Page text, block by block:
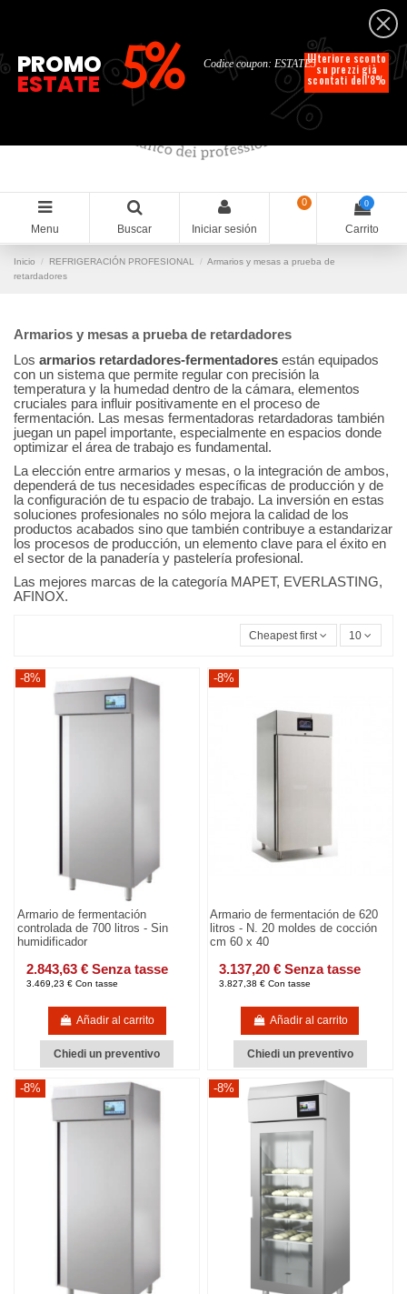
Español
Menu Buscar Iniciar sesión
0 0
Carrito
Inicio REFRIGERACIÓN PROFESIONAL
Armarios y mesas a prueba de
retardadores
Armarios y mesas a prueba de retardadores
Los armarios retardadores-fermentadores están equipados
con un sistema que permite regular con precisión la
temperatura y la humedad dentro de la cámara, elementos
cruciales para influir positivamente en el proceso de
fermentación. Las mesas fermentadoras retardadoras también
juegan un papel importante, especialmente en espacios donde
optimizar el área de trabajo es fundamental.
La elección entre armarios y mesas, o la integración de ambos,
dependerá de tus necesidades específicas de producción y de
la configuración de tu espacio de trabajo. La inversión en estas
soluciones profesionales no sólo mejora la calidad de los
productos acabados sino que también contribuye a estandarizar
los procesos de producción, un elemento clave para el éxito en
el sector de la panadería y pastelería profesional.
Las mejores marcas de la categoría MAPET, EVERLASTING,
AFINOX.
Cheapest first 10
-8%
Armario de fermentación
controlada de 700 litros - Sin
humidificador
2.843,63 € Senza tasse
3.469,23 € Con tasse
Añadir al carrito
Chiedi un preventivo
-8%
Armario de fermentación de 620
litros - N. 20 moldes de cocción
cm 60 x 40
3.137,20 € Senza tasse
3.827,38 € Con tasse
Añadir al carrito
Chiedi un preventivo
-8% -8%
%
% %
% Ulteriore sconto
su prezzi già
scontati dell'8%
Codice coupon: ESTATE5
PROMO
ESTATE 5%